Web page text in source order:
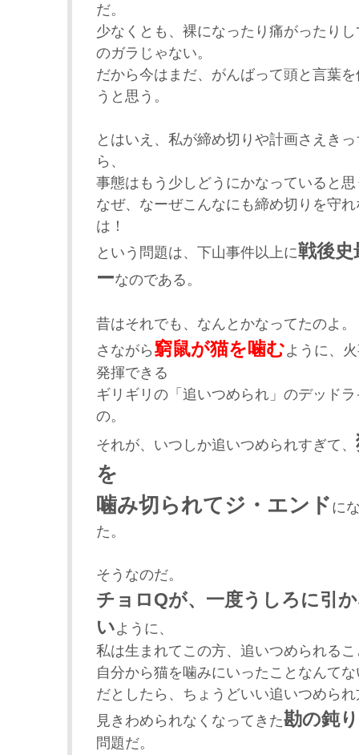
だ。
少なくとも、裸になったり痛がったり
のガラじゃない。
だから今はまだ、がんばって頭と言葉
うと思う。
とはいえ、私が締め切りや計画さえき
ら、
事態はもう少しどうにかなっていると
なぜ、なーぜこんなにも締め切りを守
は！
という問題は、下山事件以上に戦後
ーなのである。
昔はそれでも、なんとかなってたのよ。
さながら 窮鼠が猫を噛むように、
発揮できる
ギリギリの「追いつめられ」のデッド
の。
それが、いつしか追いつめられすぎて、
を
噛み切られてジ・エンド に
た。
そうなのだ。
チョロQが、一度うしろに引
いように、
私は生まれてこの方、追いつめられる
自分から猫を噛みにいったことなんて
だとしたら、ちょうどいい追いつめら
見きわめられなくなってきた勘の鈍り
問題だ。